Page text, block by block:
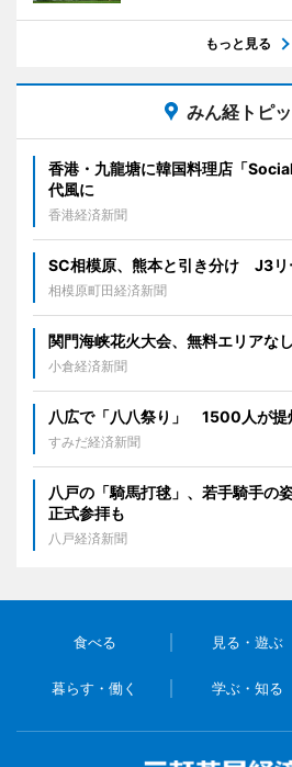
もっと見る
みん経トピ
香港・九龍塘に韓国料理店「
代風に
香港経済新聞
SC相模原、熊本と引き分け J3リ
相模原町田経済新聞
関門海峡花火大会、無料エリアな
小倉経済新聞
八広で「八八祭り」 1500人が提
すみだ経済新聞
八戸の「騎馬打毬」、若手騎手
正式参拝も
八戸経済新聞
食べる 見る・遊ぶ
暮らす・働く 学ぶ・知る